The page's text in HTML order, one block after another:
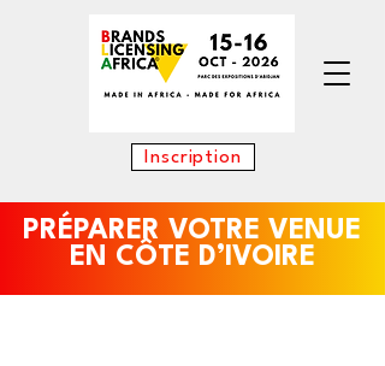
Inscription
PRÉPARER VOTRE VENUE
EN CÔTE D’IVOIRE